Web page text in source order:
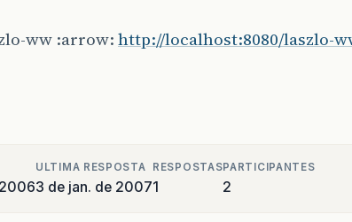
ww :arrow:http://localhost:8080/laszlo-
ULTIMA RESPOSTA
3 de jan. de 2007
RESPOSTAS
1
PARTICIPANTES
2